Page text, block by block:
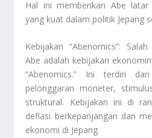
Hal ini memberikan Abe
yang kuat dalam politik Jepang
Kebijakan “Abenomics”:
Abe adalah kebijakan
“Abenomics.” Ini terdiri
pelonggaran moneter,
struktural. Kebijakan ini di
deflasi berkepanjangan dan
ekonomi di Jepang.